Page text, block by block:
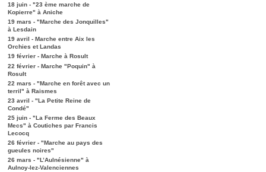
18 juin - "23 ème marche de
Kopierre" à Aniche
19 mars - "Marche des Jonquilles"
à Lesdain
19 avril - Marche entre Aix les
Orchies et Landas
19 février - Marche à Rosult
22 février - Marche "Poquin" à
Rosult
22 mars - "Marche en forêt avec un
terril" à Raismes
23 avril - "La Petite Reine de
Condé"
25 juin - "La Ferme des Beaux
Mecs" à Coutiches par Francis
Lecocq
26 février - "Marche au pays des
gueules noires"
26 mars - "L’Aulnésienne" à
Aulnoy-lez-Valenciennes